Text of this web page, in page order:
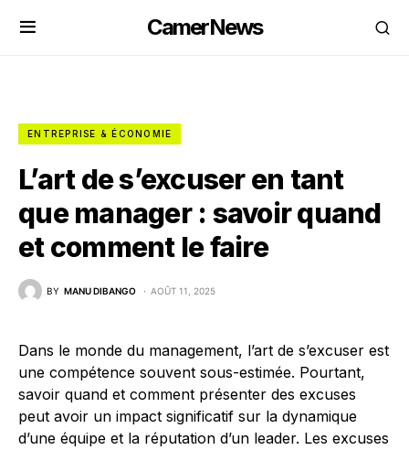
CamerNews
ENTREPRISE & ÉCONOMIE
L’art de s’excuser en tant
que manager : savoir quand
et comment le faire
BY MANU DIBANGO AOÛT 11, 2025
Dans le monde du management, l’art de s’excuser est
une compétence souvent sous-estimée. Pourtant,
savoir quand et comment présenter des excuses
peut avoir un impact significatif sur la dynamique
d’une équipe et la réputation d’un leader. Les excuses